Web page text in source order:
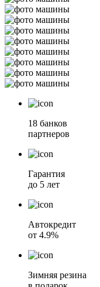
18 банков
партнеров
Гарантия
до 5 лет
Автокредит
от 4.9%
Зимняя резина